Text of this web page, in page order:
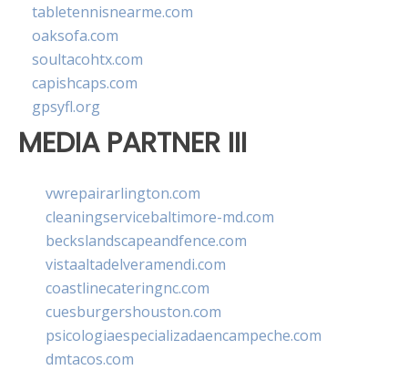
tabletennisnearme.com
oaksofa.com
soultacohtx.com
capishcaps.com
gpsyfl.org
MEDIA PARTNER III
vwrepairarlington.com
cleaningservicebaltimore-md.com
beckslandscapeandfence.com
vistaaltadelveramendi.com
coastlinecateringnc.com
cuesburgershouston.com
psicologiaespecializadaencampeche.com
dmtacos.com